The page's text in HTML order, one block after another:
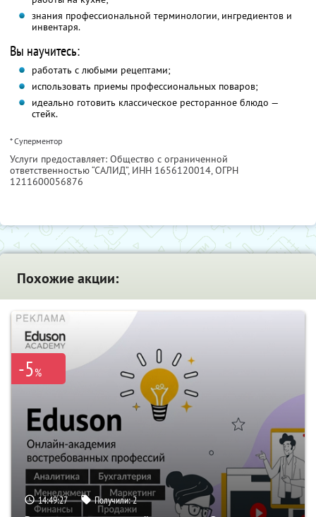
знания профессиональной терминологии, ингредиентов и
инвентаря.
Вы научитесь:
работать с любыми рецептами;
использовать приемы профессиональных поваров;
идеально готовить классическое ресторанное блюдо —
стейк.
* Суперментор
Услуги предоставляет: Общество с ограниченной
ответственностью “САЛИД”, ИНН 1656120014, ОГРН
1211600056876
Похожие акции:
-5%
14:49:26 Получили:2